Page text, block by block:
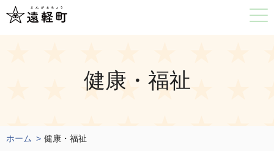
健康・福祉
ホーム 健康・福祉